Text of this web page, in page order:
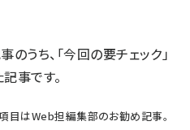
うち、「今回の要チェック」
事です。
目はWeb担編集部のお勧め記事。